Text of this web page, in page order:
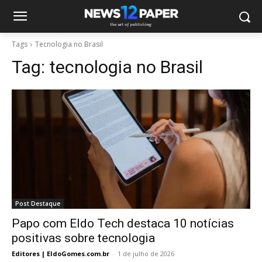
Tags Tecnologia no Brasil
Tag: tecnologia no Brasil
Post Destaque
Papo com Eldo Tech destaca 10 notícias
positivas sobre tecnologia
Editores | EldoGomes.com.br - 1 de julho de 2026